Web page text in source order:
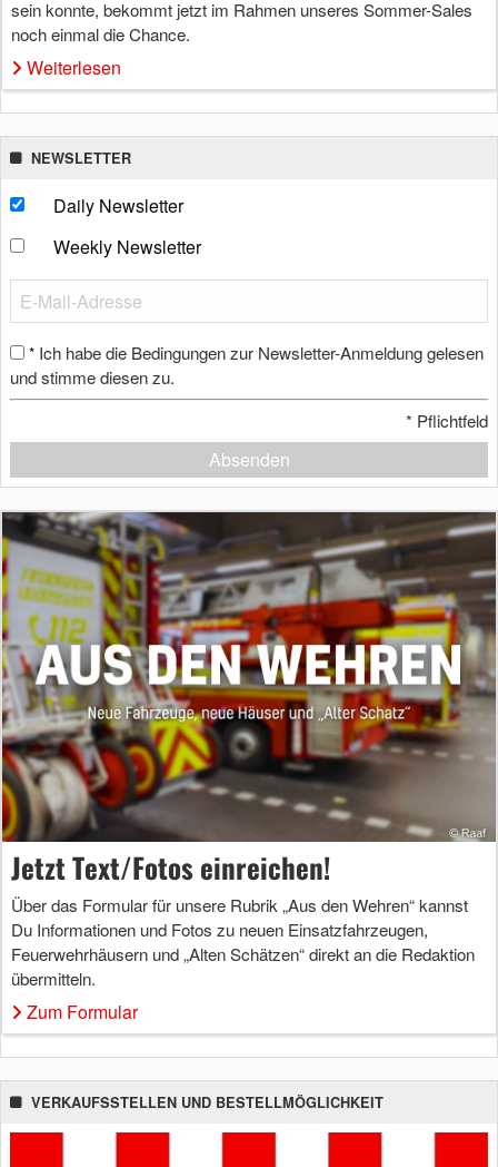
sein konnte, bekommt jetzt im Rahmen unseres Sommer-Sales
noch einmal die Chance.
Weiterlesen
NEWSLETTER
Daily Newsletter
Weekly Newsletter
* Ich habe die Bedingungen zur Newsletter-Anmeldung gelesen
und stimme diesen zu.
* Pflichtfeld
Absenden
Jetzt Text/Fotos einreichen!
Über das Formular für unsere Rubrik „Aus den Wehren“ kannst
Du Informationen und Fotos zu neuen Einsatzfahrzeugen,
Feuerwehrhäusern und „Alten Schätzen“ direkt an die Redaktion
übermitteln.
Zum Formular
VERKAUFSSTELLEN UND BESTELLMÖGLICHKEIT